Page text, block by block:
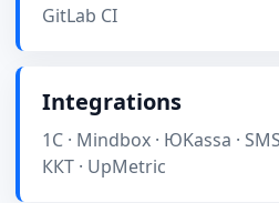
GitLab CI
Integrations
1С · Mindbox · ЮKassa ·
ККТ · UpMetric